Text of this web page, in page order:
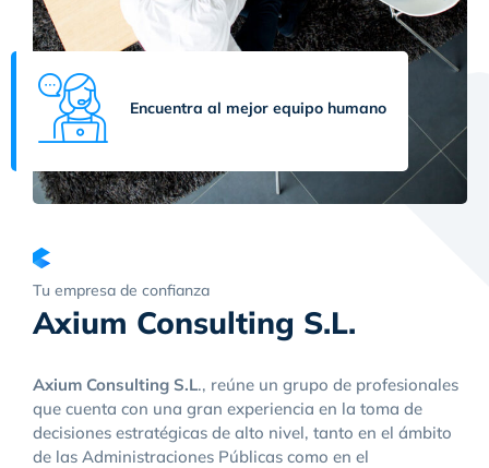
Encuentra al mejor equipo humano
Tu empresa de confianza
Axium Consulting S.L.
Axium Consulting S.L., reúne un grupo de profesionales
que cuenta con una gran experiencia en la toma de
decisiones estratégicas de alto nivel, tanto en el ámbito
de las Administraciones Públicas como en el